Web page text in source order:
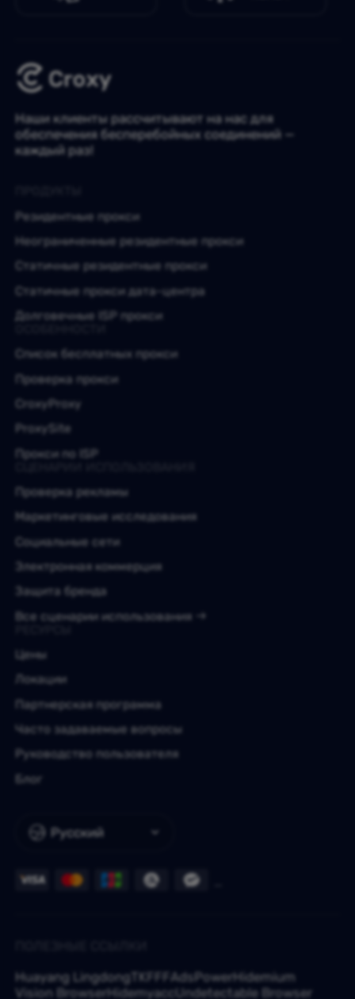
Наши клиенты рассчитывают на нас для
обеспечения бесперебойных соединений —
каждый раз!
Русский
Резидентные прокси
Неограниченные резидентные прокси
Статичные резидентные прокси
Статичные прокси дата-центра
Долговечные ISP прокси
Список бесплатных прокси
Проверка прокси
CroxyProxy
ProxySite
Прокси по ISP
Проверка рекламы
Маркетинговые исследования
Социальные сети
Электронная коммерция
Защита бренда
Все сценарии использования
Цены
Локации
Партнерская программа
Часто задаваемые вопросы
Руководство пользователя
Блог
Huayang Lingdong TKFFF AdsPowerHidemium
Vision BrowserHidemyaccUndetectable Browser